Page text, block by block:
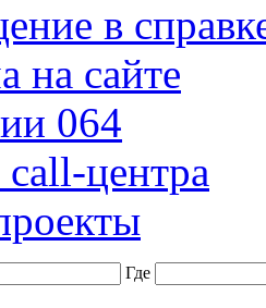
в
на сайте
064
call-центра
Где